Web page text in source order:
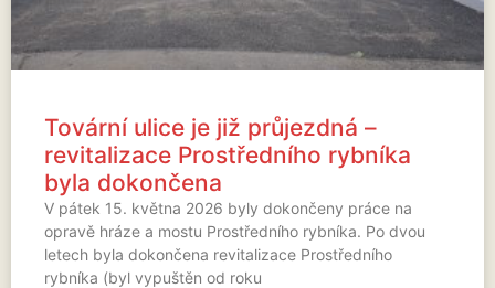
Tovární ulice je již průjezdná –
revitalizace Prostředního rybníka
byla dokončena
V pátek 15. května 2026 byly dokončeny práce na
opravě hráze a mostu Prostředního rybníka. Po dvou
letech byla dokončena revitalizace Prostředního
rybníka (byl vypuštěn od roku